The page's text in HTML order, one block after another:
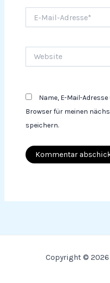
Mail-
Name, E-Mail-
Browser für meinen
speichern.
Copyright ©